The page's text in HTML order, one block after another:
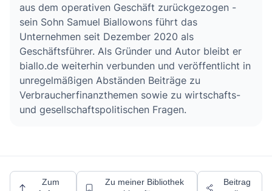
aus dem operativen Geschäft zurückgezogen -
sein Sohn Samuel Biallowons führt das
Unternehmen seit Dezember 2020 als
Geschäftsführer. Als Gründer und Autor bleibt er
biallo.de weiterhin verbunden und veröffentlicht in
unregelmäßigen Abständen Beiträge zu
Verbraucherfinanzthemen sowie zu wirtschafts-
und gesellschaftspolitischen Fragen.
Zum
Zu meiner Bibliothek
Beitrag